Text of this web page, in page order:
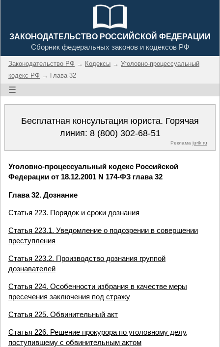
ЗАКОНОДАТЕЛЬСТВО РОССИЙСКОЙ ФЕДЕРАЦИИ
Сборник федеральных законов и кодексов РФ
Законодательство РФ → Кодексы → Уголовно-процессуальный
кодекс РФ → Глава 32
☰
Бесплатная консультация юриста. Горячая
линия: 8 (800) 302-68-51
Реклама jurik.ru
Уголовно-процессуальный кодекс Российской
Федерации от 18.12.2001 N 174-ФЗ глава 32
Глава 32. Дознание
Статья 223. Порядок и сроки дознания
Статья 223.1. Уведомление о подозрении в совершении
преступления
Статья 223.2. Производство дознания группой
дознавателей
Статья 224. Особенности избрания в качестве меры
пресечения заключения под стражу
Статья 225. Обвинительный акт
Статья 226. Решение прокурора по уголовному делу,
поступившему с обвинительным актом